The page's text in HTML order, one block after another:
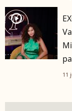
player2
11